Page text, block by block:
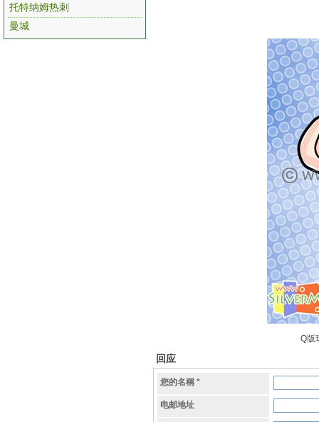
托特纳姆热刺
曼城
Q版
回应
您的名稱 *
电邮地址